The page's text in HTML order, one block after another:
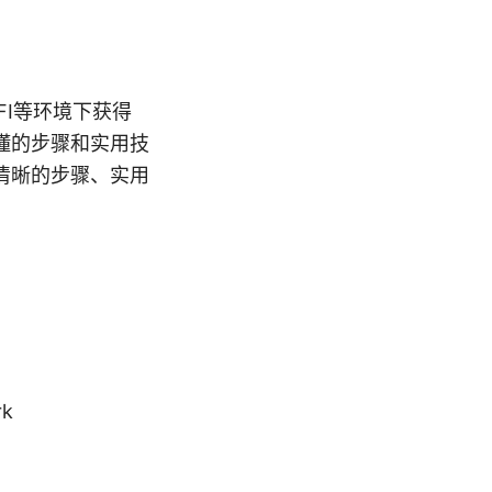
等环境下获得
的步骤和实用技
晰的步骤、实用